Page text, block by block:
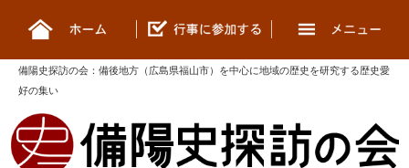
備陽史探訪の会 ： 備後地方（広島県福山市）を中心に地域の歴史を研究する歴史愛
好の集い